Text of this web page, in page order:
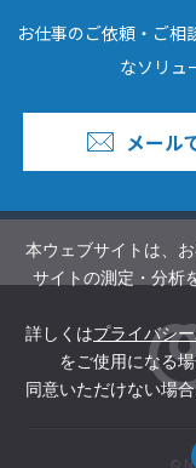
お仕事のご依頼・ご相
なソリュ
メール
©
本ウェブサイトは、
サイトの測定・分析
詳しくはプライバシ
をご使用になる
同意いただけない場